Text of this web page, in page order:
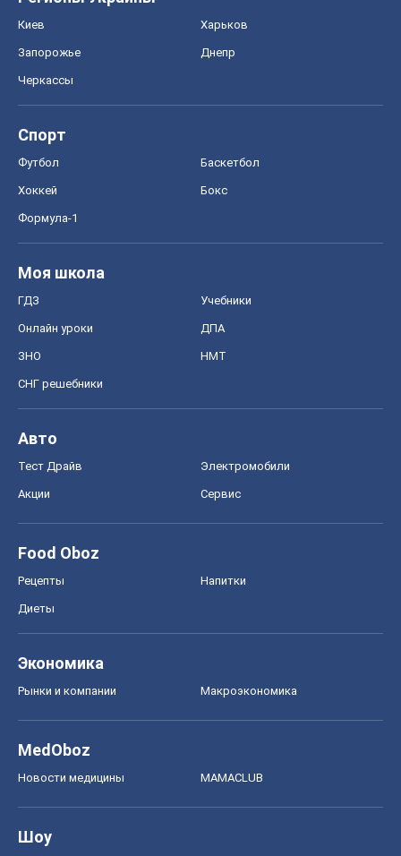
Киев Харьков
Запорожье Днепр
Черкассы
Спорт
Футбол Баскетбол
Хоккей Бокс
Формула-1
Моя школа
ГДЗ Учебники
Онлайн уроки ДПА
ЗНО НМТ
СНГ решебники
Авто
Тест Драйв Электромобили
Акции Сервис
Food Oboz
Рецепты Напитки
Диеты
Экономика
Рынки и компании Mакроэкономика
MedOboz
Новости медицины MAMACLUB
Шоу